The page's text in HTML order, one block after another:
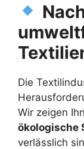
Die
Wir zeigen
ökologische
verlässlich